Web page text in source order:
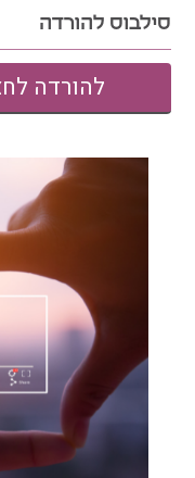
סילבוס להורדה
להורדה